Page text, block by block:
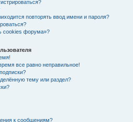
повторять ввод имени и пароля?
cookies форума»?
все равно неправильное!
тему или раздел?
к сообщениям?